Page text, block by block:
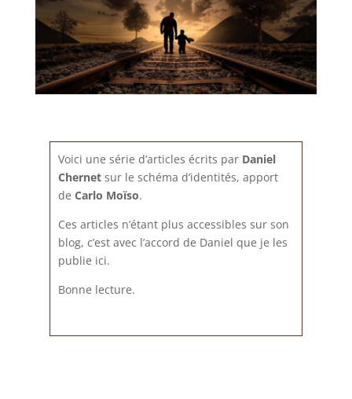
Voici une série d’articles écrits par Daniel
Chernetsur le schéma d’identités, apport
de Carlo Moïso.
Ces articles n’étant plus accessibles sur son
blog, c’est avec l’accord de Daniel que je les
publie ici.
Bonne lecture.